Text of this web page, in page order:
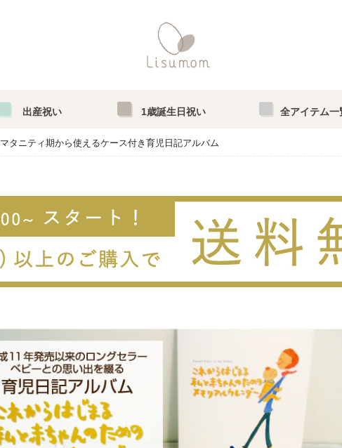
出産祝い 1歳誕生日祝い 全アイテム一
マタニティ期から使えるケース付き育児日記アルバム